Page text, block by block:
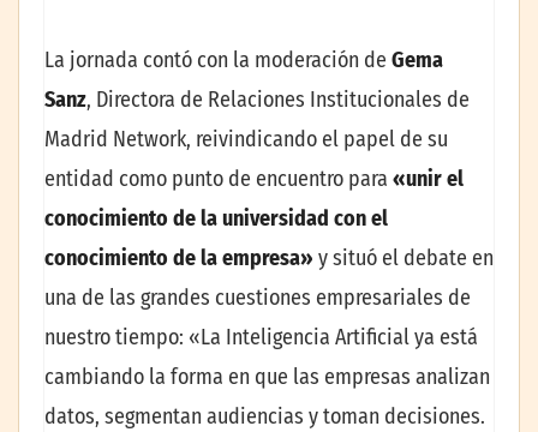
La jornada contó con la moderación de Gema
Sanz, Directora de Relaciones Institucionales de
Madrid Network, reivindicando el papel de su
entidad como punto de encuentro para «unir el
conocimiento de la universidad con el
conocimiento de la empresa» y situó el debate en
una de las grandes cuestiones empresariales de
nuestro tiempo: «La Inteligencia Artificial ya está
cambiando la forma en que las empresas analizan
datos, segmentan audiencias y toman decisiones.